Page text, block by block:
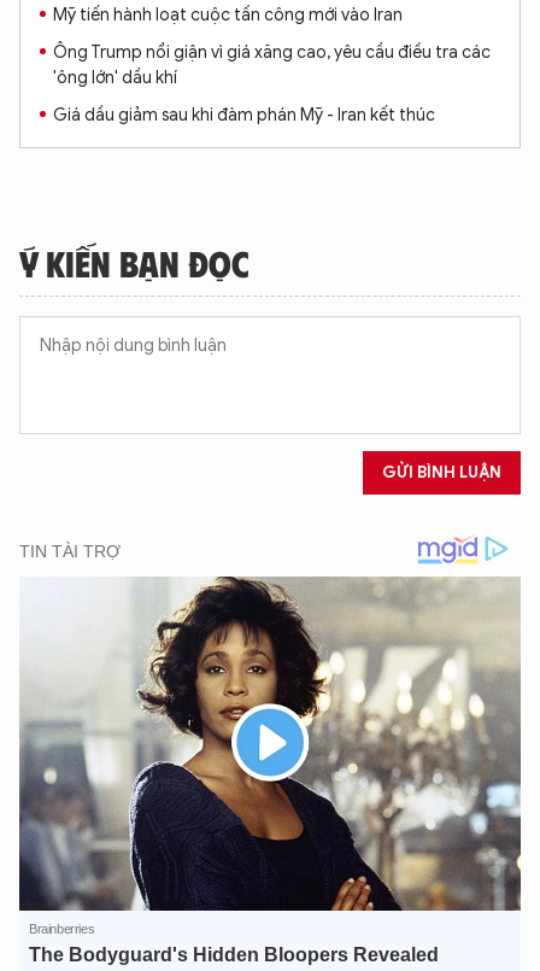
Mỹ tiến hành loạt cuộc tấn công mới vào Iran
Ông Trump nổi giận vì giá xăng cao, yêu cầu điều tra các
'ông lớn' dầu khí
Giá dầu giảm sau khi đàm phán Mỹ - Iran kết thúc
Ý KIẾN BẠN ĐỌC
GỬI BÌNH LUẬN